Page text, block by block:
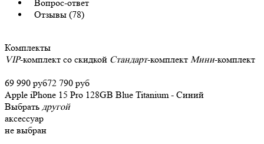
Вопрос-ответ
Отзывы (78)
Комплекты
VIP-комплект со скидкой Стандарт-комплект Мини-комплект
69 990 руб72 790 руб
Apple iPhone 15 Pro 128GB Blue Titanium - Синий
Выбрать другой
аксессуар
не выбран